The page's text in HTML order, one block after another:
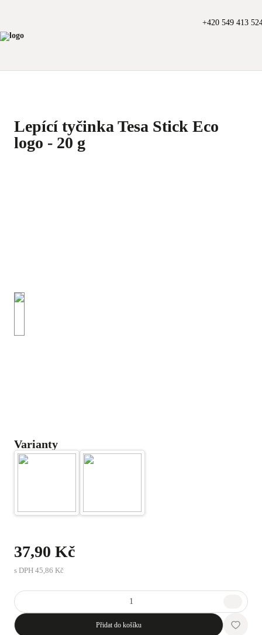
+420 549 413
Lepící tyčinka Tesa Stick Eco
logo - 20 g
Varianty
37,90 Kč
s DPH 45,86 Kč
Přidat do košíku